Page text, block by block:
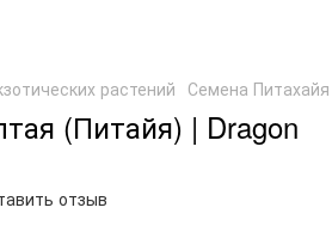
растений Семена
(Питайя) | Dragon
отзыв